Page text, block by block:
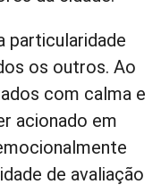
particularidade
os outros. Ao
com calma e
acionado em
de avaliação